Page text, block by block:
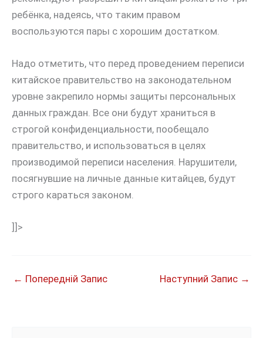
ребёнка, надеясь, что таким правом
воспользуются пары с хорошим достатком.
Надо отметить, что перед проведением переписи
китайское правительство на законодательном
уровне закрепило нормы защиты персональных
данных граждан. Все они будут храниться в
строгой конфиденциальности, пообещало
правительство, и использоваться в целях
производимой переписи населения. Нарушители,
посягнувшие на личные данные китайцев, будут
строго караться законом.
]]>
← Попередній Запис Наступний Запис →